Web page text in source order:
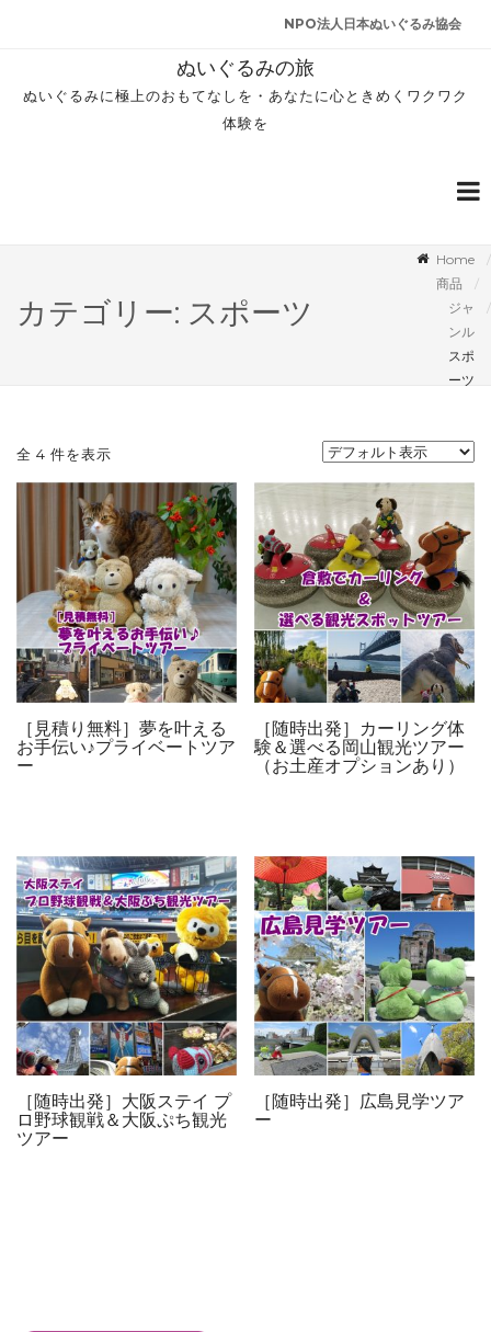
NPO法人日本ぬいぐるみ協会
ぬいぐるみの旅
ぬいぐるみに極上のおもてなしを・あなたに心ときめくワクワク
体験を
カテゴリー: スポーツ
Home
商品
ジャ
ンル
スポ
ーツ
全 4 件を表示
［見積り無料］夢を叶える
お手伝い♪プライベートツア
ー
［随時出発］カーリング体
験＆選べる岡山観光ツアー
（お土産オプションあり）
［随時出発］大阪ステイ プ
ロ野球観戦＆大阪ぷち観光
ツアー
［随時出発］広島見学ツア
ー